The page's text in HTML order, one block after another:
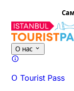
О нас
О Tourist Pass